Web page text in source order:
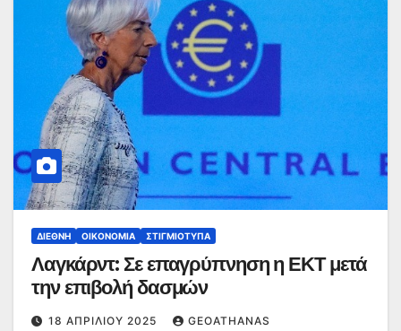
ΔΙΕΘΝΉ ΟΙΚΟΝΟΜΊΑ ΣΤΙΓΜΙΌΤΥΠΑ
Λαγκάρντ: Σε επαγρύπνηση η ΕΚΤ μετά
την επιβολή δασμών
18 ΑΠΡΙΛΊΟΥ 2025 GEOATHANAS